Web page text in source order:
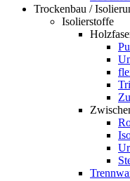
Trockenbau /
Isolierstoffe